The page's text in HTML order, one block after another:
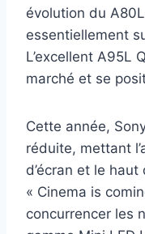
évolution du
essentiellement
L’excellent A95L
marché et se
Cette année,
réduite, mettant
d’écran et le
« Cinema is
concurrencer les